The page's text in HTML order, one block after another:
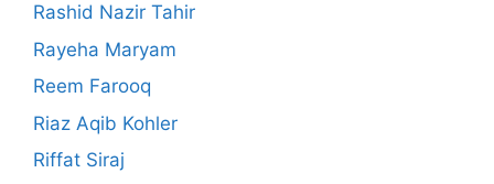
Rashid Nazir Tahir
Rayeha Maryam
Reem Farooq
Riaz Aqib Kohler
Riffat Siraj